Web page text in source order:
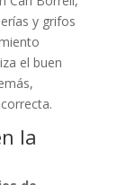
y grifos
el buen
la